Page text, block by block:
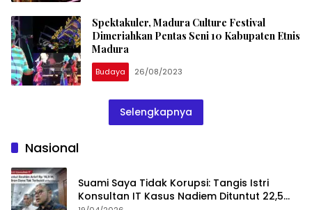
Spektakuler, Madura Culture Festival
Dimeriahkan Pentas Seni 10 Kabupaten Etnis
Madura
Budaya 26/08/2023
Selengkapnya
Nasional
Suami Saya Tidak Korupsi: Tangis Istri
Konsultan IT Kasus Nadiem Dituntut 22,5